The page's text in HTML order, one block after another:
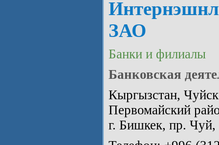
ЗАО
Банки и филиалы
Банковская
Кыргызстан,
Первомайский
г. Бишкек, пр. Чуй,